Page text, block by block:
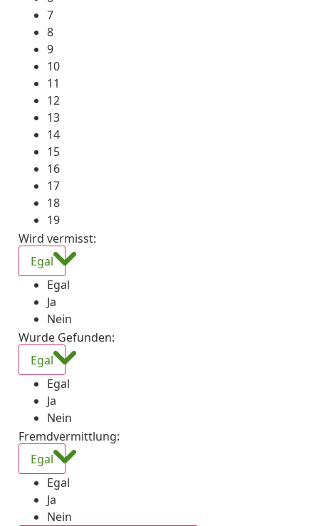
7
8
9
10
11
12
13
14
15
16
17
18
19
Wird vermisst:
Egal
Egal
Ja
Nein
Wurde Gefunden:
Egal
Egal
Ja
Nein
Fremdvermittlung:
Egal
Egal
Ja
Nein